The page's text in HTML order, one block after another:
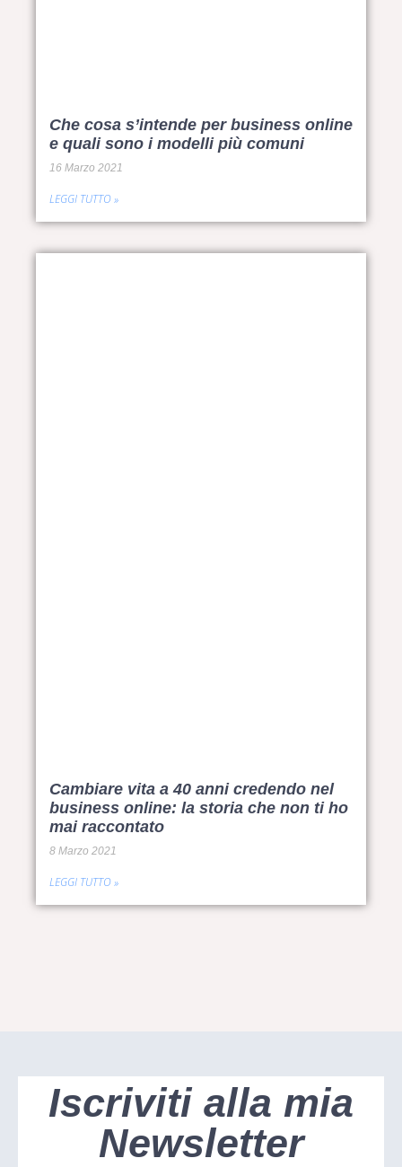
Che cosa s’intende per business online
e quali sono i modelli più comuni
16 Marzo 2021
LEGGI TUTTO »
Cambiare vita a 40 anni credendo nel
business online: la storia che non ti ho
mai raccontato
8 Marzo 2021
LEGGI TUTTO »
Iscriviti alla mia
Newsletter